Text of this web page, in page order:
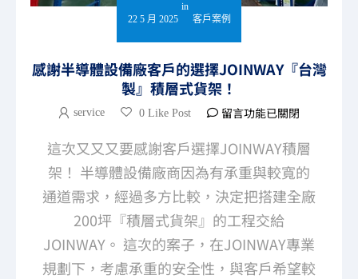
22 5 月 2025
in
客戶案例
感謝半導體設備廠客戶的選擇JOINWAY『台灣
製』積層式貨架！
service 0 Like Post 留言功能已關閉
這次又又又要感謝客戶選擇JOINWAY積層
架！ 半導體設備廠商因為有承重與較寬的
通道需求，經過多方比較，決定把搭建全廠
200坪『積層式貨架』的工程交給
JOINWAY。 這次的案子，在JOINWAY專業
規劃下，考慮承重的安全性，與客戶希望較